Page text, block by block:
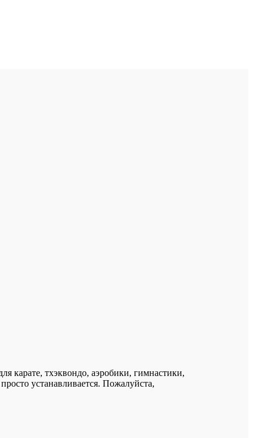
карате, тхэквондо, аэробики, гимнастики,
устанавливается. Пожалуйста,